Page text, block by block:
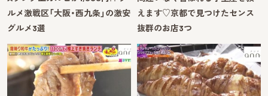
ルメ激戦区「大阪・西九条」の激安
グルメ3選
えます♡京都で見つけたセンス
抜群のお店3つ